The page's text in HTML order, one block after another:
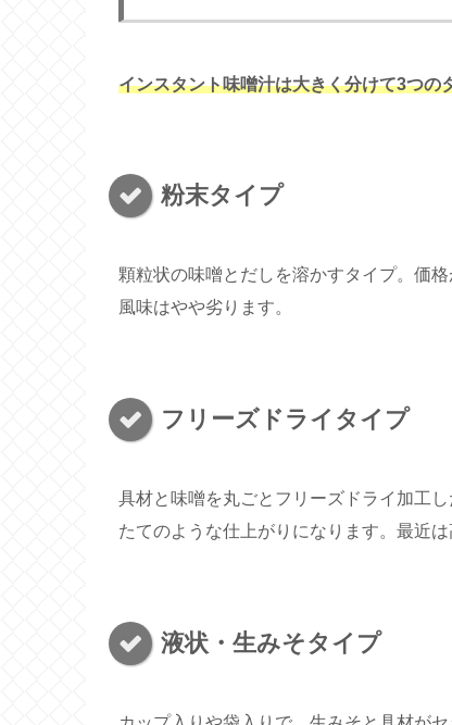
インスタント味噌汁は大きく分けて3つの
粉末タイプ
顆粒状の味噌とだしを溶かすタイプ。価
風味はやや劣ります。
フリーズドライタイプ
具材と味噌を丸ごとフリーズドライ加工
たてのような仕上がりになります。最近は
液状・生みそタイプ